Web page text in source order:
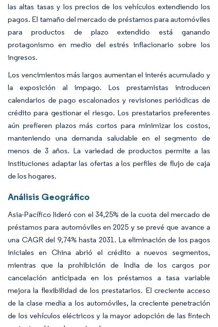
las altas tasas y los precios de los vehículos extendiendo los
pagos. El tamaño del mercado de préstamos para automóviles
para productos de plazo extendido está ganando
protagonismo en medio del estrés inflacionario sobre los
ingresos.
Los vencimientos más largos aumentan el interés acumulado y
la exposición al impago. Los prestamistas introducen
calendarios de pago escalonados y revisiones periódicas de
crédito para gestionar el riesgo. Los prestatarios preferentes
aún prefieren plazos más cortos para minimizar los costos,
manteniendo una demanda saludable en el segmento de
menos de 3 años. La variedad de productos permite a las
instituciones adaptar las ofertas a los perfiles de flujo de caja
de los hogares.
Análisis Geográfico
Asia-Pacífico lideró con el 34,25% de la cuota del mercado de
préstamos para automóviles en 2025 y se prevé que avance a
una CAGR del 9,74% hasta 2031. La eliminación de los pagos
iniciales en China abrió el crédito a nuevos segmentos,
mientras que la prohibición de India de los cargos por
cancelación anticipada en los préstamos a tasa variable
mejora la flexibilidad de los prestatarios. El creciente acceso
de la clase media a los automóviles, la creciente penetración
de los vehículos eléctricos y la mayor adopción de las fintech